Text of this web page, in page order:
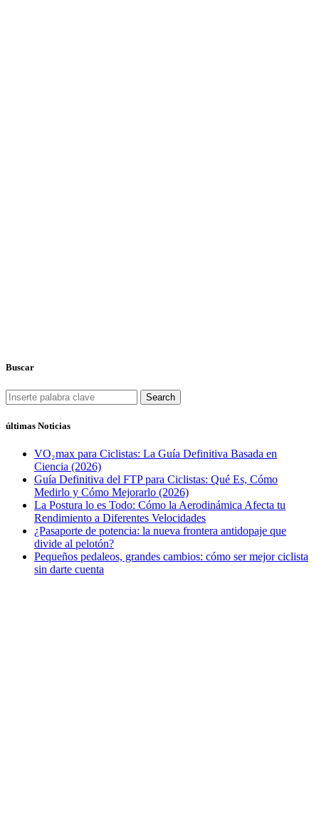
Buscar
Search
últimas Noticias
VO₂max para Ciclistas: La Guía Definitiva Basada en
Ciencia (2026)
Guía Definitiva del FTP para Ciclistas: Qué Es, Cómo
Medirlo y Cómo Mejorarlo (2026)
La Postura lo es Todo: Cómo la Aerodinámica Afecta tu
Rendimiento a Diferentes Velocidades
¿Pasaporte de potencia: la nueva frontera antidopaje que
divide al pelotón?
Pequeños pedaleos, grandes cambios: cómo ser mejor ciclista
sin darte cuenta